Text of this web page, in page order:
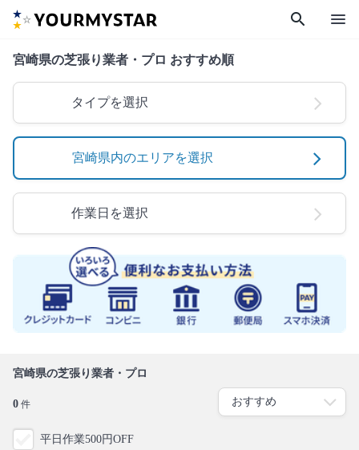
search menu
宮崎県の芝張り業者・プロ おすすめ順
タイプを選択
宮崎県内のエリアを選択
作業日を選択
宮崎県の芝張り業者・プロ
0 件
平日作業500円OFF